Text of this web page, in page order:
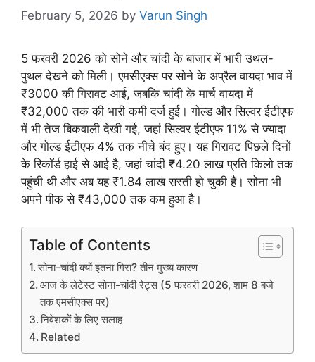
February 5, 2026 by Varun Singh
5 फरवरी 2026 को सोने और चांदी के बाजार में भारी उथल-
पुथल देखने को मिली। एमसीएक्स पर सोने के अप्रैल वायदा भाव में
₹3000 की गिरावट आई, जबकि चांदी के मार्च वायदा में
₹32,000 तक की भारी कमी दर्ज हुई। गोल्ड और सिल्वर ईटीएफ
में भी तेज बिकवाली देखी गई, जहां सिल्वर ईटीएफ 11% से ज्यादा
और गोल्ड ईटीएफ 4% तक नीचे बंद हुए। यह गिरावट पिछले दिनों
के रिकॉर्ड हाई से आई है, जहां चांदी ₹4.20 लाख प्रति किलो तक
पहुंची थी और अब यह ₹1.84 लाख सस्ती हो चुकी है। सोना भी
अपने पीक से ₹43,000 तक कम हुआ है।
Table of Contents
सोना-चांदी क्यों इतना गिरा? तीन मुख्य कारण
आज के लेटेस्ट सोना-चांदी रेट्स (5 फरवरी 2026, शाम 8 बजे
तक एमसीएक्स पर)
निवेशकों के लिए सलाह
Related